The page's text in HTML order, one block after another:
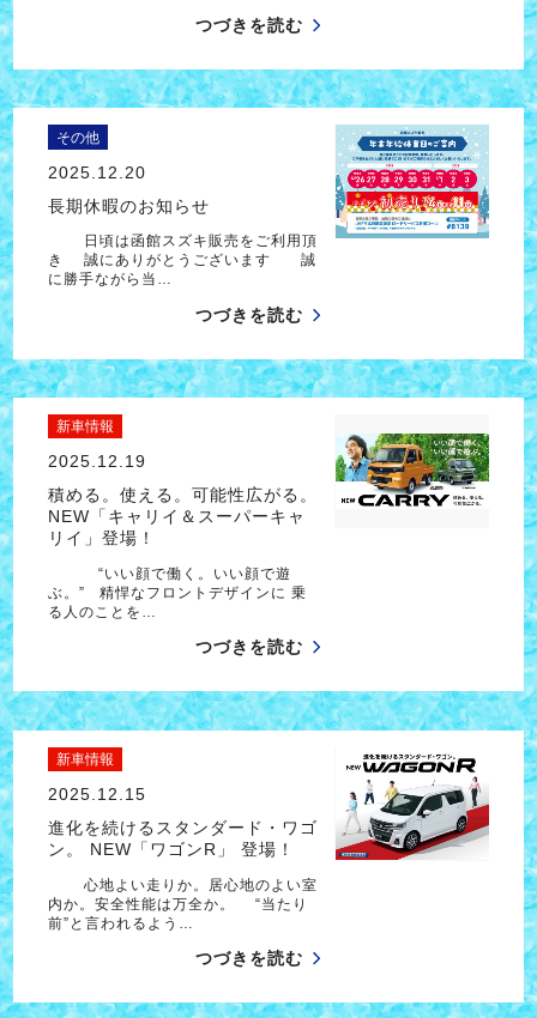
つづきを読む
その他
2025.12.20
長期休暇のお知らせ
日頃は函館スズキ販売をご利用頂
き 誠にありがとうございます 誠
に勝手ながら当…
つづきを読む
新車情報
2025.12.19
積める。使える。可能性広がる。
NEW「キャリイ＆スーパーキャ
リイ」登場！
“いい顔で働く。いい顔で遊
ぶ。” 精悍なフロントデザインに 乗
る人のことを…
つづきを読む
新車情報
2025.12.15
進化を続けるスタンダード・ワゴ
ン。 NEW「ワゴンR」 登場！
心地よい走りか。居心地のよい室
内か。安全性能は万全か。 “当たり
前”と言われるよう…
つづきを読む